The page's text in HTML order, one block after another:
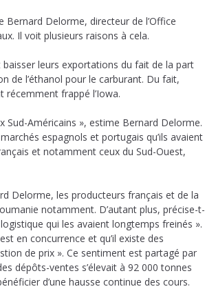
Bernard Delorme, directeur de l’Office
Il voit plusieurs raisons à cela.
leurs exportations du fait de la part
de l’éthanol pour le carburant. Du fait,
frappé l’Iowa.
Sud-Américains », estime Bernard Delorme.
espagnols et portugais qu’ils avaient
et notamment ceux du Sud-Ouest,
Delorme, les producteurs français et de la
notamment. D’autant plus, précise-t-
qui les avaient longtemps freinés ».
en concurrence et qu’il existe des
de prix ». Ce sentiment est partagé par
dépôts-ventes s’élevait à 92 000 tonnes
d’une hausse continue des cours.